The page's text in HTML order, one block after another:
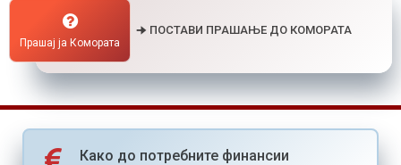
Прашај ја Комората
🠊 ПОСТАВИ ПРАШАЊЕ ДО КОМОРАТА
Како до потребните финансии